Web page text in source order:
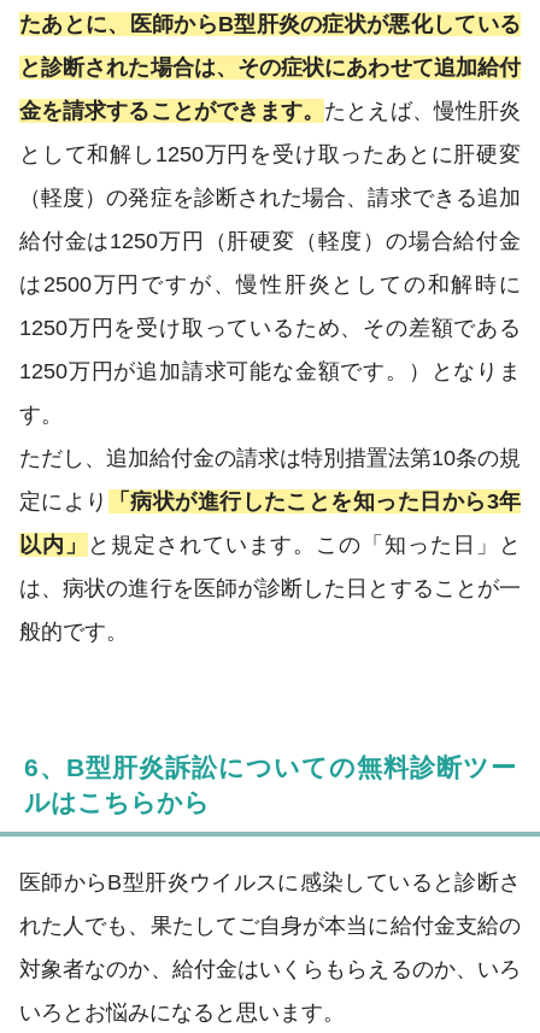
たあとに、医師からB型肝炎の症状が悪化している
と診断された場合は、その症状にあわせて追加給付
金を請求することができます。 たとえば、慢性肝炎
として和解し1250万円を受け取ったあとに肝硬変
（軽度）の発症を診断された場合、請求できる追加
給付金は1250万円（肝硬変（軽度）の場合給付金
は2500万円ですが、慢性肝炎としての和解時に
1250万円を受け取っているため、その差額である
1250万円が追加請求可能な金額です。）となりま
す。
ただし、追加給付金の請求は特別措置法第10条の規
定により
「病状が進行したことを知った日から3年
以内」
と規定されています。この「知った日」と
は、病状の進行を医師が診断した日とすることが一
般的です。
6、B型肝炎訴訟についての無料診断ツー
ルはこちらから
医師からB型肝炎ウイルスに感染していると診断さ
れた人でも、果たしてご自身が本当に給付金支給の
対象者なのか、給付金はいくらもらえるのか、いろ
いろとお悩みになると思います。